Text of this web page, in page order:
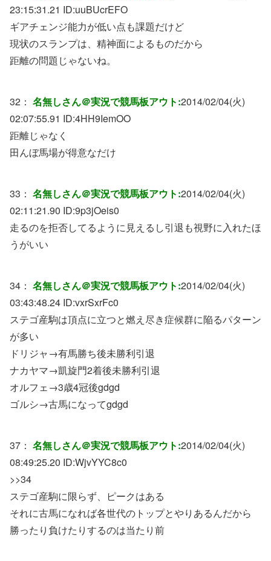
23:15:31.21 ID:uuBUcrEFO
ギアチェンジ能力が低い点も課題だけど
現状のスランプは、精神面によるものだから
距離の問題じゃないね。
32： 名無しさん＠実況で競馬板アウト:2014/02/04(火)
02:07:55.91 ID:4HH9IemOO
距離じゃなく
田んぼ馬場が得意なだけ
33： 名無しさん＠実況で競馬板アウト:2014/02/04(火)
02:11:21.90 ID:9p3jOeis0
走るのを拒否してるように見えるし引退も視野に入れたほ
うがいい
34： 名無しさん＠実況で競馬板アウト:2014/02/04(火)
03:43:48.24 ID:vxrSxrFc0
ステゴ産駒は頂点に立つと燃え尽き症候群に陥るパターン
が多い
ドリジャ→有馬勝ち後未勝利引退
ナカヤマ→凱旋門2着後未勝利引退
オルフェ→3歳4冠後gdgd
ゴルシ→古馬になってgdgd
37： 名無しさん＠実況で競馬板アウト:2014/02/04(火)
08:49:25.20 ID:WjvYYC8c0
>>34
ステゴ産駒に限らず、ピークはある
それに古馬になれば各世代のトップとやりあるんだから
勝ったり負けたりするのは当たり前